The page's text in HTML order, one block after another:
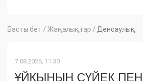
Басты бет / Жаңалықтар / Денсаулық
7.08.2026, 11:30
ҰЙҚЫНЫҢ СҮЙЕК